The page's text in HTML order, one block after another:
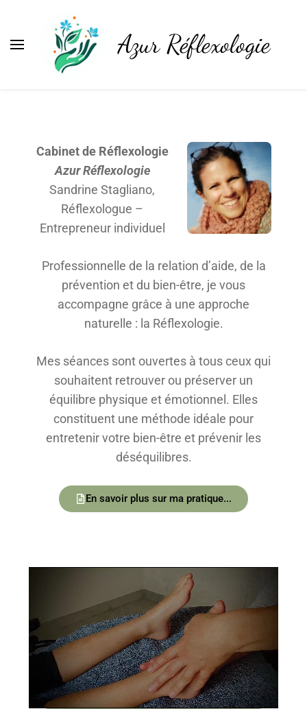
Azur Réflexologie
Cabinet de Réflexologie
Azur Réflexologie
Sandrine Stagliano,
Réflexologue –
Entrepreneur individuel
Professionnelle de la relation d’aide, de la
prévention et du bien-être, je vous
accompagne grâce à une approche
naturelle : la Réflexologie.
Mes séances sont ouvertes à tous ceux qui
souhaitent retrouver ou préserver un
équilibre physique et émotionnel. Elles
constituent une méthode idéale pour
entretenir votre bien-être et prévenir les
déséquilibres.
En savoir plus sur ma pratique...